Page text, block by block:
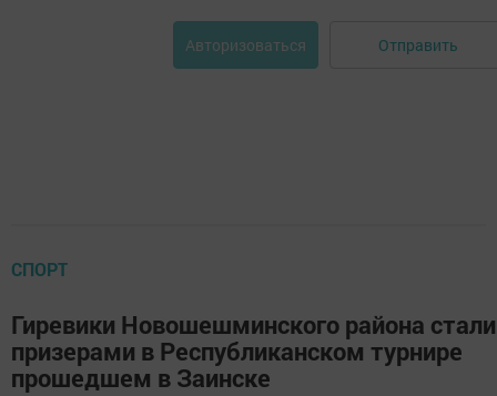
Авторизоваться Отправить
СПОРТ
Гиревики Новошешминского района стали
призерами в Республиканском турнире
прошедшем в Заинске